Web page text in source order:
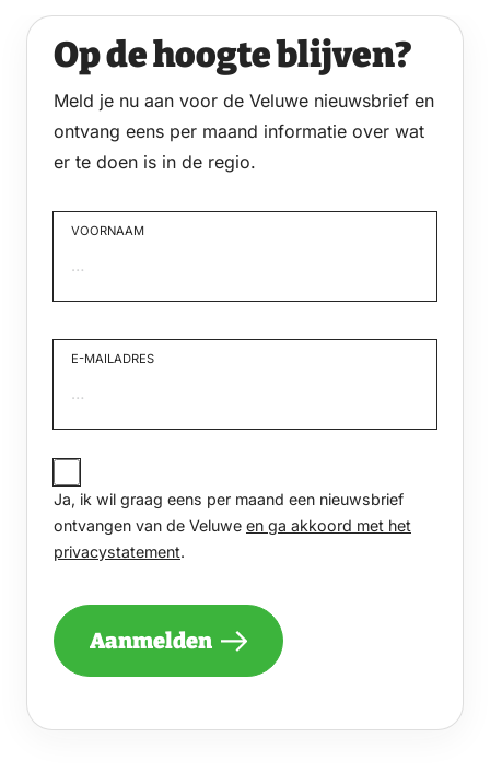
Op de hoogte blijven?
Meld je nu aan voor de Veluwe nieuwsbrief en
ontvang eens per maand informatie over wat
er te doen is in de regio.
VOORNAAM
E-MAILADRES
JA,
IK
WIL
GRAAG
PER
EEN
ONTVANGEN
EN
Ja, ik wil graag eens per maand een nieuwsbrief
ontvangen van de Veluwe en ga akkoord met het
privacystatement.
Aanmelden